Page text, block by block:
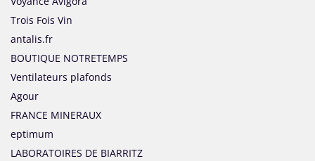
Trois Fois Vin
antalis.fr
BOUTIQUE NOTRETEMPS
Ventilateurs plafonds
Agour
FRANCE MINERAUX
eptimum
LABORATOIRES DE BIARRITZ